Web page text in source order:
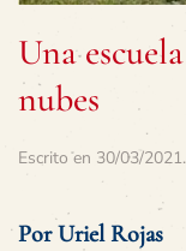
Una
nubes
Escrito en 30/03/2021
Por Uriel Rojas